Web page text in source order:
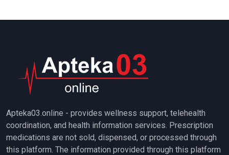
Apteka03.online - provides wellness support, telehealth
coordination, and health information services. Prescription
medications are not sold, dispensed, or processed through
this platform. The information provided through this platform